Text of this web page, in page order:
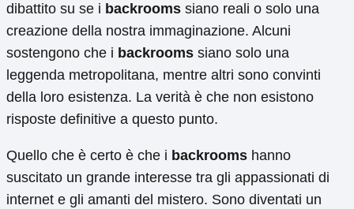
dibattito su se i backrooms siano reali o solo una
creazione della nostra immaginazione. Alcuni
sostengono che i backrooms siano solo una
leggenda metropolitana, mentre altri sono convinti
della loro esistenza. La verità è che non esistono
risposte definitive a questo punto.
Quello che è certo è che i backrooms hanno
suscitato un grande interesse tra gli appassionati di
internet e gli amanti del mistero. Sono diventati un